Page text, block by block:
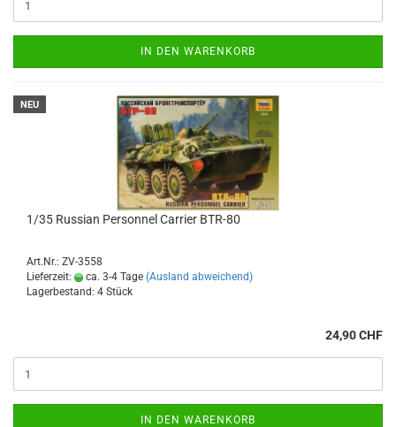
IN DEN WARENKORB
NEU
1/35 Russian Personnel Carrier BTR-80
Art.Nr.: ZV-3558
Lieferzeit:
ca. 3-4 Tage (Ausland abweichend)
Lagerbestand: 4 Stück
24,90 CHF
IN DEN WARENKORB